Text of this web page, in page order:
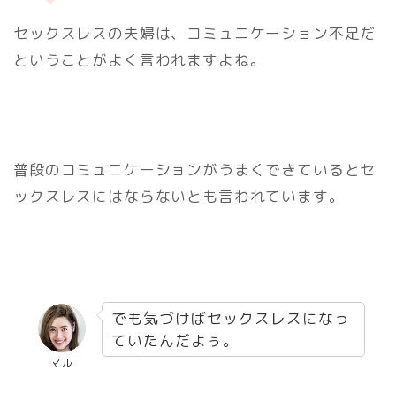
セックスレスの夫婦は、コミュニケーション不足だ
ということがよく言われますよね。
普段のコミュニケーションがうまくできているとセ
ックスレスにはならないとも言われています。
マル
でも気づけばセックスレスになっ
ていたんだよぅ。